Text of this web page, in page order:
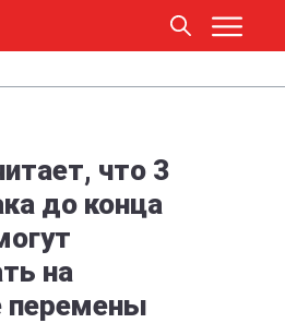
что 3
до конца
на
перемены